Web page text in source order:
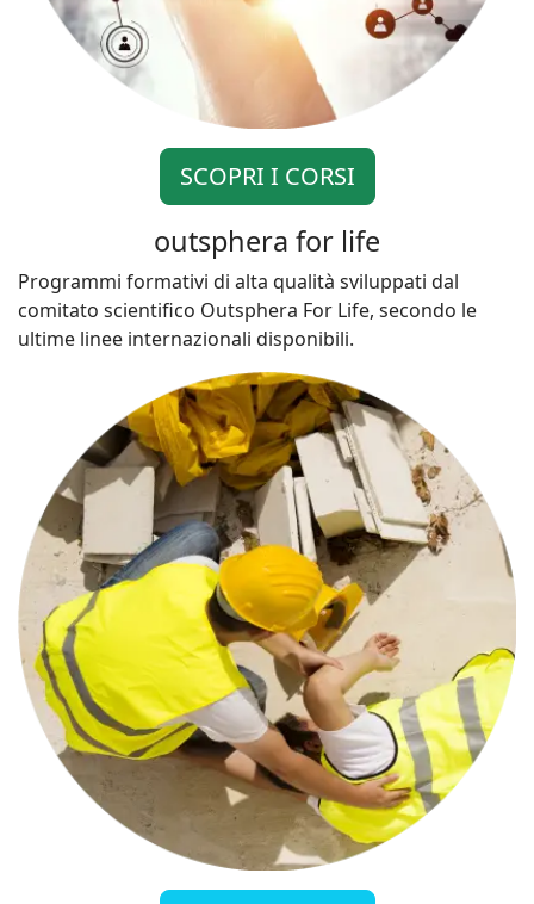
SCOPRI I CORSI
outsphera for life
Programmi formativi di alta qualità sviluppati dal
comitato scientifico Outsphera For Life, secondo le
ultime linee internazionali disponibili.